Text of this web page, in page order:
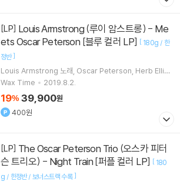
[LP]
ets Oscar Peterson [블루 컬러 LP] [ 180g / 한
정반]
Louis Armstrong 노래 Oscar Peterson Herb Ellis
Ray Brown 연주 외 1명
Wax Time 2019.8.2.
19% 39,900원
400원
[LP]
슨 트리오) - Night Train [퍼플 컬러 LP] [ 180
g / 한정반 / 보너스트랙 수록]